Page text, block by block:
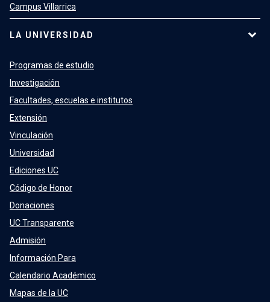
Campus Villarrica
LA UNIVERSIDAD
Programas de estudio
Investigación
Facultades, escuelas e institutos
Extensión
Vinculación
Universidad
Ediciones UC
Código de Honor
Donaciones
UC Transparente
Admisión
Información Para
Calendario Académico
Mapas de la UC